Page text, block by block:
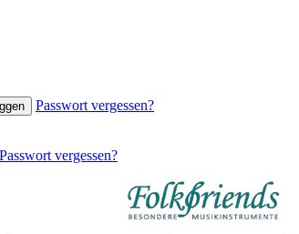
Passwort vergessen?
Passwort vergessen?